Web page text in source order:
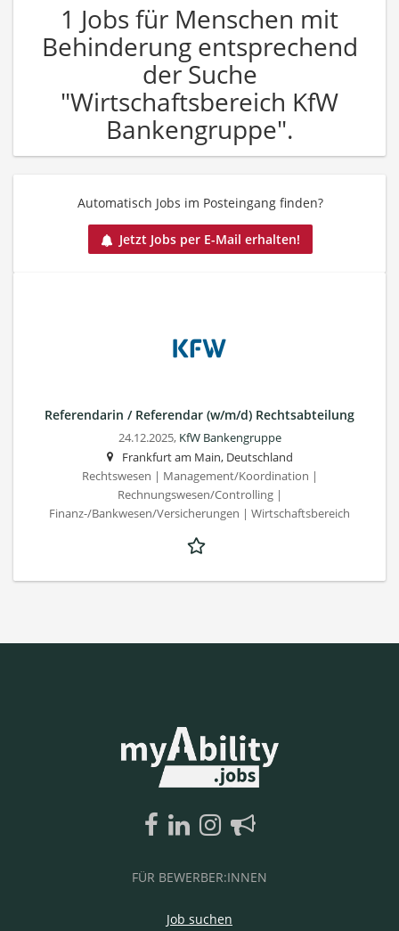
1 Jobs für Menschen mit
Behinderung entsprechend
der Suche
"Wirtschaftsbereich KfW
Bankengruppe".
Automatisch Jobs im Posteingang finden?
Jetzt Jobs per E-Mail erhalten!
Referendarin / Referendar (w/m/d) Rechtsabteilung
24.12.2025, KfW Bankengruppe
Frankfurt am Main, Deutschland
Rechtswesen | Management/Koordination |
Rechnungswesen/Controlling |
Finanz-/Bankwesen/Versicherungen | Wirtschaftsbereich
FÜR BEWERBER:INNEN
Job suchen